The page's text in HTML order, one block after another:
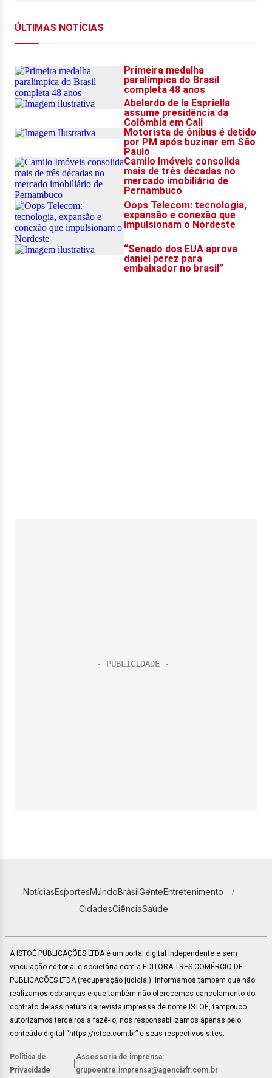
NotíciasEsportesMundoBrasilGenteEntretenimento
CidadesCiênciaSaúde
A ISTOÉ PUBLICAÇÕES LTDA é um portal digital independente e sem
vinculação editorial e societária com a EDITORA TRES COMÉRCIO DE
PUBLICACÕES LTDA (recuperação judicial). Informamos também que não
realizamos cobranças e que também não oferecemos cancelamento do
contrato de assinatura da revista impressa de nome ISTOÉ, tampouco
autorizamos terceiros a fazê-lo, nos responsabilizamos apenas pelo
conteúdo digital “https://istoe.com.br” e seus respectivos sites.
Política de
Privacidade
Assessoria de imprensa:
grupoentre.imprensa@agenciafr.com.br